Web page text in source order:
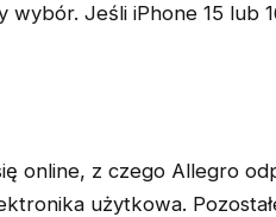
wybór. Jeśli iPhone 15 lub
online, z czego Allegro
użytkowa.